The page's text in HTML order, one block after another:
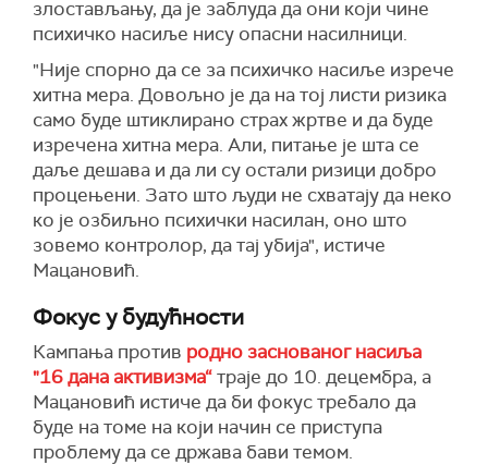
злостављању, да је заблуда да они који чине
психичко насиље нису опасни насилници.
"Није спорно да се за психичко насиље изрече
хитна мера. Довољно је да на тој листи ризика
само буде штиклирано страх жртве и да буде
изречена хитна мера. Али, питање је шта се
даље дешава и да ли су остали ризици добро
процењени. Зато што људи не схватају да неко
ко је озбиљно психички насилан, оно што
зовемо контролор, да тај убија", истиче
Мацановић.
Фокус у будућности
Кампања против родно заснованог насиља
"16 дана активизма“траје до 10. децембра, а
Мацановић истиче да би фокус требало да
буде на томе на који начин се приступа
проблему да се држава бави темом.